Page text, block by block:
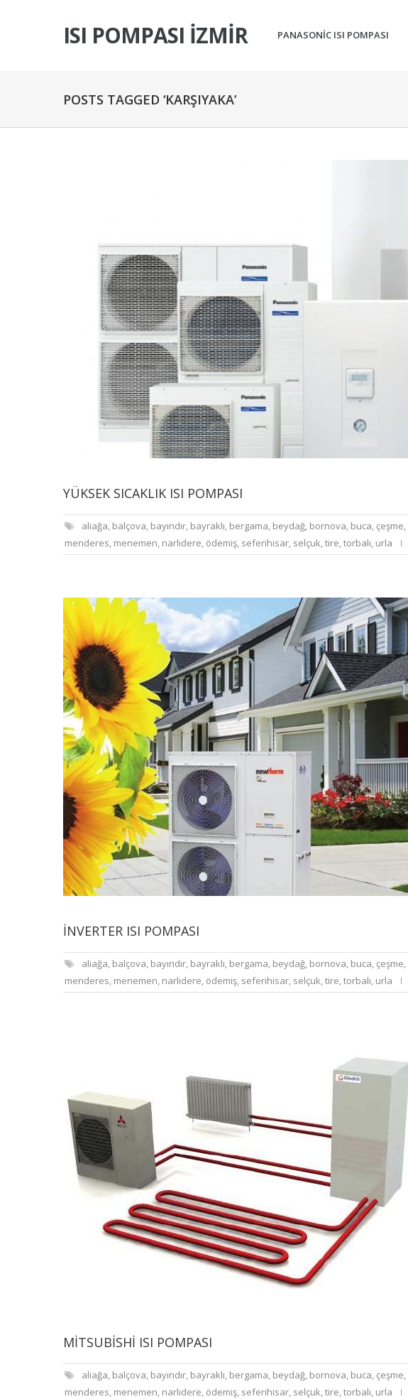
ISI POMPASI İZMIR PANASONIC ISI POMPASI
POSTS TAGGED ‘KARŞIYAKA’
YÜKSEK SICAKLIK ISI POMPASI
aliağa, balçova, bayındır, bayraklı, bergama, beydağ, bornova, buca, çeşme,
menderes, menemen, narlıdere, ödemiş, seferihisar, selçuk,tire,torbalı, urla
İNVERTER ISI POMPASI
aliağa, balçova, bayındır, bayraklı, bergama, beydağ, bornova, buca, çeşme,
menderes, menemen, narlıdere, ödemiş, seferihisar, selçuk,tire,torbalı, urla
MITSUBISHI ISI POMPASI
aliağa, balçova, bayındır, bayraklı, bergama, beydağ, bornova, buca, çeşme,
menderes, menemen, narlıdere, ödemiş, seferihisar, selçuk,tire,torbalı, urla